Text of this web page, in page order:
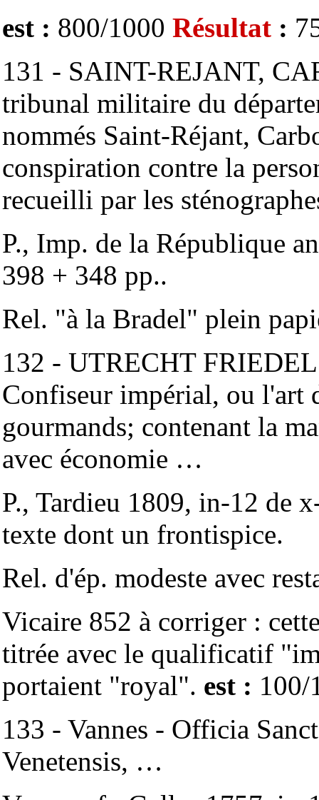
est : 800/1000 Résultat :
131 - SAINT-REJANT,
tribunal militaire du
nommés Saint-Réjant,
conspiration contre la
recueilli par les
P., Imp. de la République
398 + 348 pp..
Rel. "à la Bradel" plein
132 - UTRECHT
Confiseur impérial, ou l'art
gourmands; contenant la
avec économie …
P., Tardieu 1809, in-12 de
texte dont un frontispice.
Rel. d'ép. modeste avec
Vicaire 852 à corriger :
titrée avec le qualificatif
portaient "royal". est : 100/
133 - Vannes - Officia
Venetensis, …